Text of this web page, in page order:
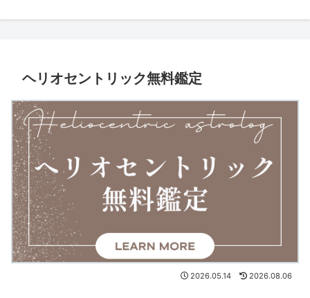
ヘリオセントリック無料鑑定
2026.05.14 2026.08.06